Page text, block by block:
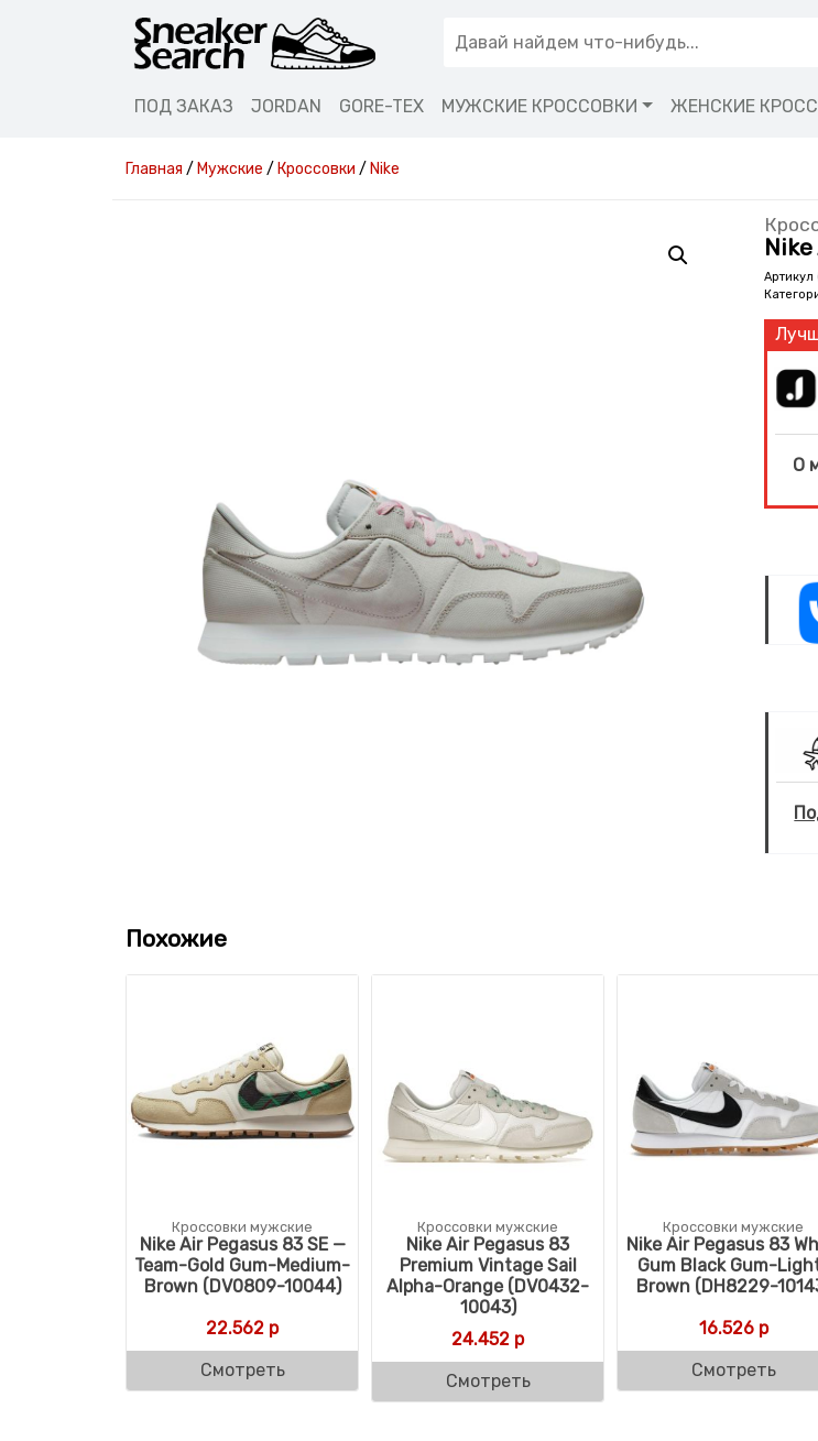
ПОД ЗАКАЗ JORDAN GORE-TEX МУЖСКИЕ КРОССОВКИ ЖЕНСКИЕ
Главная / Мужские / Кроссовки / Nike
Артикул
О
Похожие
Кроссовки мужские
Nike Air Pegasus 83 SE —
Team-Gold Gum-Medium-
Brown (DV0809-10044)
22.562 р
Смотреть
Кроссовки мужские
Nike Air Pegasus 83
Premium Vintage Sail
Alpha-Orange (DV0432-
10043)
24.452 р
Смотреть
Кроссовки мужские
Nike Air Pegasus 83
Gum Black Gum-
Brown (DH8229-
16.526р
Смотреть